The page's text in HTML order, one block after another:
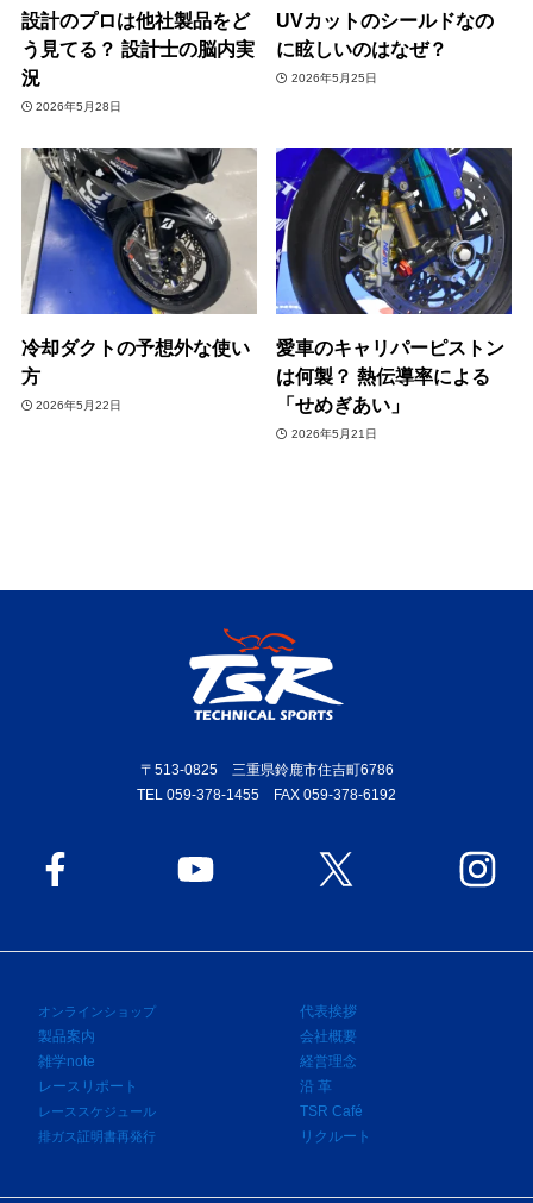
設計のプロは他社製品をど
う見てる？ 設計士の脳内実
況
2026年5月28日
UVカットのシールドなの
に眩しいのはなぜ？
2026年5月25日
冷却ダクトの予想外な使い
方
2026年5月22日
愛車のキャリパーピストン
は何製？ 熱伝導率による
「せめぎあい」
2026年5月21日
〒513-0825 三重県鈴鹿市住吉町6786
TEL 059-378-1455 FAX 059-378-6192
オンラインショップ
代表挨拶
製品案内
会社概要
雑学note
経営理念
レースリポート
沿 革
レーススケジュール TSR Café
排ガス証明書再発行 リクルート